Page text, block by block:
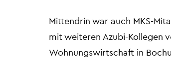
Mittendrin war auch MKS-
mit weiteren Azubi-Kollegen
Wohnungswirtschaft in